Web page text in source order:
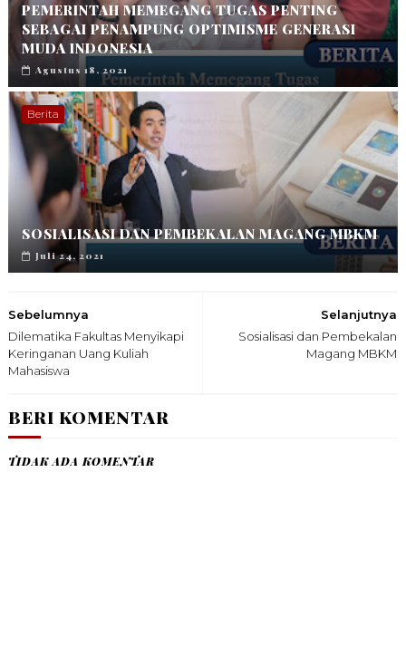
PEMERINTAH MEMEGANG TUGAS PENTING
SEBAGAI PENAMPUNG OPTIMISME GENERASI
MUDA INDONESIA
Agustus 18, 2021
Berita
SOSIALISASI DAN PEMBEKALAN MAGANG MBKM
Juli 24, 2021
Selanjutnya
Sosialisasi dan Pembekalan
Magang MBKM
Sebelumnya
Dilematika Fakultas Menyikapi
Keringanan Uang Kuliah
Mahasiswa
BERI KOMENTAR
TIDAK ADA KOMENTAR